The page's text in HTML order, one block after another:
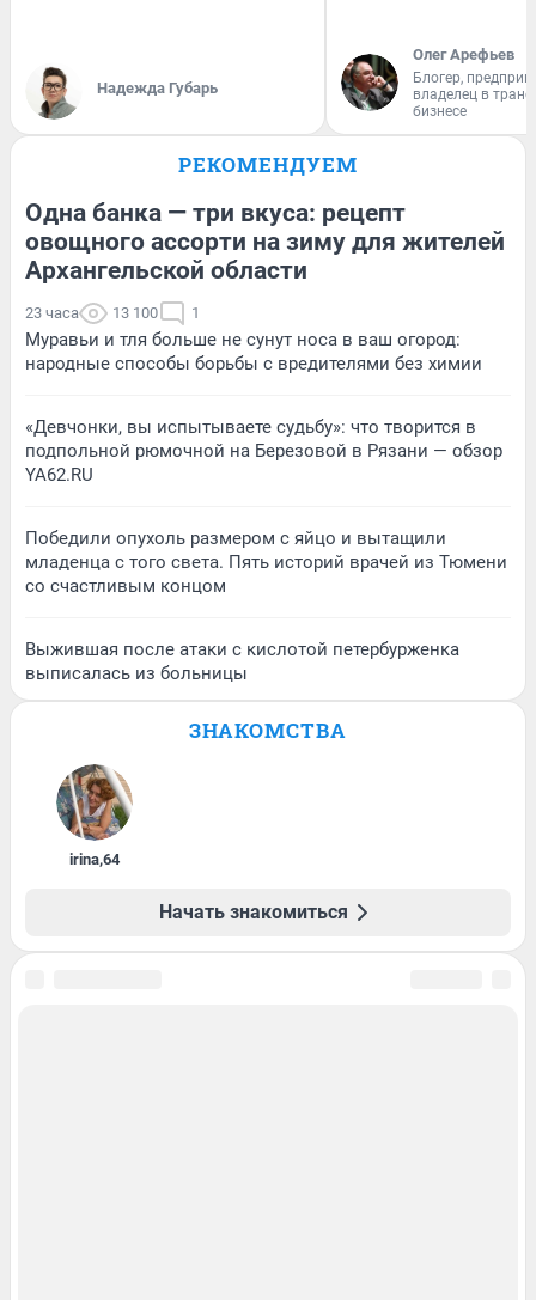
Надежда Губарь
Олег Арефьев
Блогер,
владелец в
бизнесе
РЕКОМЕНДУЕМ
Одна банка — три вкуса: рецепт
овощного ассорти на зиму для жителей
Архангельской области
23 часа 13 100 1
Муравьи и тля больше не сунут носа в ваш огород:
народные способы борьбы с вредителями без химии
«Девчонки, вы испытываете судьбу»: что творится в
подпольной рюмочной на Березовой в Рязани — обзор
YA62.RU
Победили опухоль размером с яйцо и вытащили
младенца с того света. Пять историй врачей из Тюмени
со счастливым концом
Выжившая после атаки с кислотой петербурженка
выписалась из больницы
ЗНАКОМСТВА
irina,64
Начать знакомиться